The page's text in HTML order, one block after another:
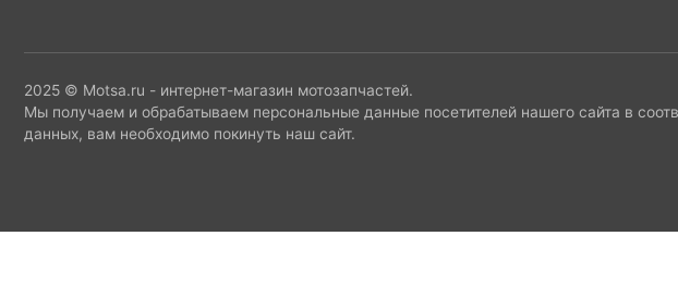
2025 © Motsa.ru - интернет-магазин мотозапчастей.
Мы получаем и обрабатываем персональные данные посетителей нашего сайта в
данных, вам необходимо покинуть наш сайт.